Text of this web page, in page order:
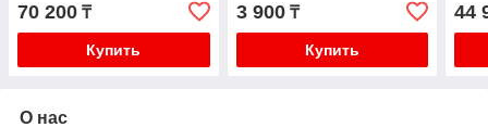
70 200 ₸
Купить
3 900₸
Купить
44
О нас